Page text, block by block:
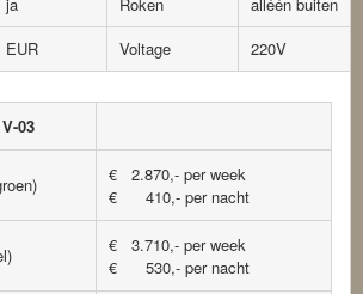
EUR Voltage 220V
03
€ 2.870,- per week
€ 410,- per nacht
€ 3.710,- per week
€ 530,- per nacht